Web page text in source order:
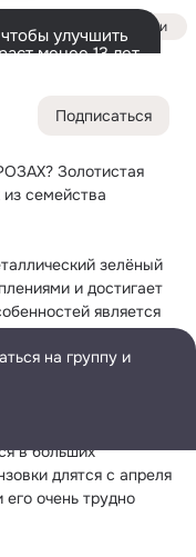
Подписаться
Золотистая
семейства
зелёный
и достигает
является
других видов
надкрылья, а
по всей Евразии за
однако,
в больших
длятся с апреля
его очень трудно
Войти
улучшить
менее 13 лет,
4.3K Ещё
на группу и